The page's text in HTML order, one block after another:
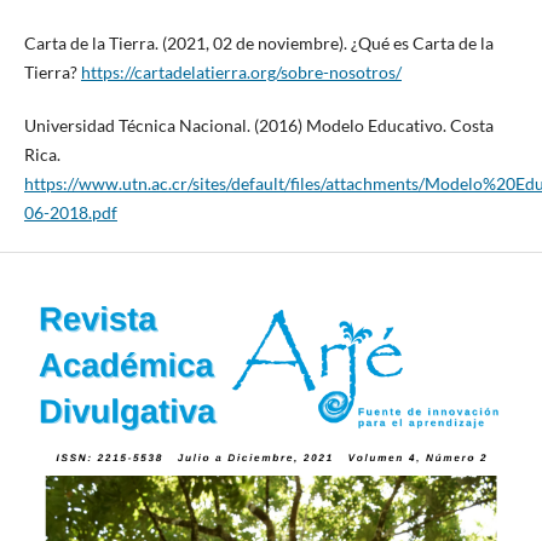
Carta de la Tierra. (2021, 02 de noviembre). ¿Qué es Carta de la
Tierra? https://cartadelatierra.org/sobre-nosotros/
Universidad Técnica Nacional. (2016) Modelo Educativo. Costa
Rica.
https://www.utn.ac.cr/sites/default/files/attachments/
06-2018.pdf